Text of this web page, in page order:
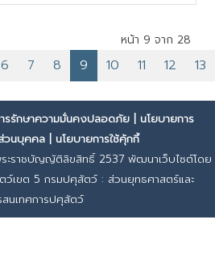
หน้า 9 จาก 28
6 7 8 9 10 11 12 13
รรักษาความมั่นคงปลอดภัย
นโยบายการ
วนบุคคล| นโยบายการใช้คุ้กกี้
ราชบัญญัติลิขสิทธิ์ 2537 พัฒนาเว็บไซต์โดย
ว์เขต 5 กรมปศุสัตว์ : ส่วนยุทธศาสตร์และ
สนเทศการปศุสัตว์